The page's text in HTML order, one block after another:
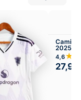
2025-
4,6
27,99